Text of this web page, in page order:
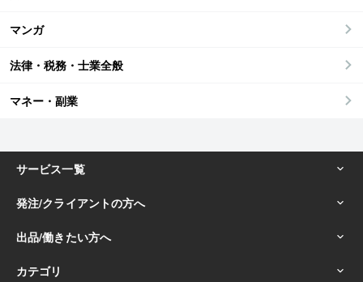
マンガ
法律・税務・士業全般
マネー・副業